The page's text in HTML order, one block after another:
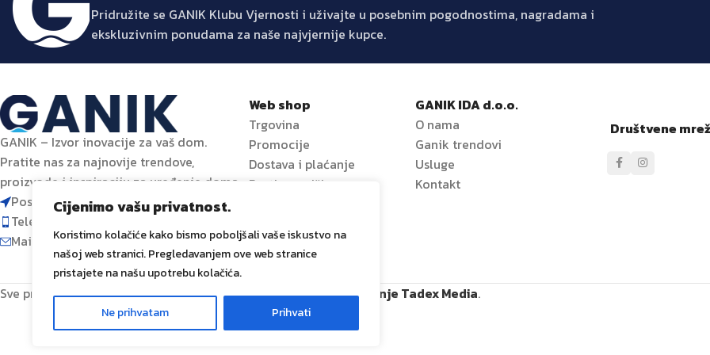
Cijenimo vašu privatnost.
Koristimo kolačiće kako bismo poboljšali vaše iskustvo na
našoj web stranici. Pregledavanjem ove web stranice
pristajete na našu upotrebu kolačića.
Ne prihvatam Prihvati
Pridružite se GANIK Klubu Vjernosti i uživajte u posebnim pogodnostima, nagradama i
ekskluzivnim ponudama za naše najvjernije kupce.
GANIK – Izvor inovacije za vaš dom.
Pratite nas za najnovije trendove,
proizvode i inspiraciju za uređenje doma.
Poslovni centar 96-2, 72250 Vitez
Telefon: 063 392 382
Mail: shop@ganik.ba
Web shop
Trgovina
Promocije
Dostava i plaćanje
Prati narudžbu
GANIK IDA d.o.o.
O nama
Ganik trendovi
Usluge
Kontakt
Društvene
Sve prava zadržanaGANIKIDA D.O.O. Vitez2024Izrada i održavanje Tadex Media.